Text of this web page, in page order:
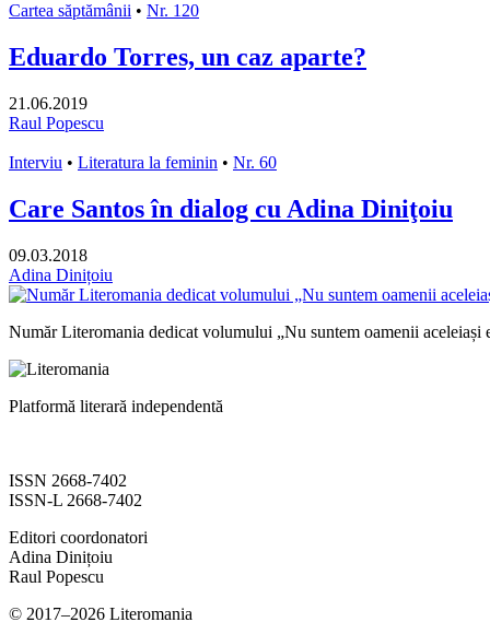
Cartea săptămânii • Nr. 120
Eduardo Torres, un caz aparte?
21.06.2019
Raul Popescu
Interviu • Literatura la feminin • Nr. 60
Care Santos în dialog cu Adina Diniţoiu
09.03.2018
Adina Dinițoiu
Număr Literomania dedicat volumului „Nu suntem oamenii
Platformă literară independentă
ISSN 2668-7402
ISSN-L 2668-7402
Editori coordonatori
Adina Dinițoiu
Raul Popescu
© 2017–2026 Literomania